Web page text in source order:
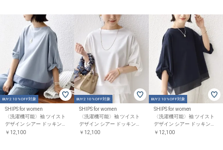
BUY2 10%OFF対象
SHIPS for women
〈洗濯機可能〉袖 ツイスト
デザイン シアー ドッキング
TEE
￥12,100
BUY2 10%OFF対象
SHIPS for women
〈洗濯機可能〉袖 ツイスト
デザイン シアー ドッキング
TEE
￥12,100
BUY2 10%OFF対象
SHIPS for women
〈洗濯機可能〉袖 ツイスト
デザイン シアー ドッキング
TEE
￥12,100